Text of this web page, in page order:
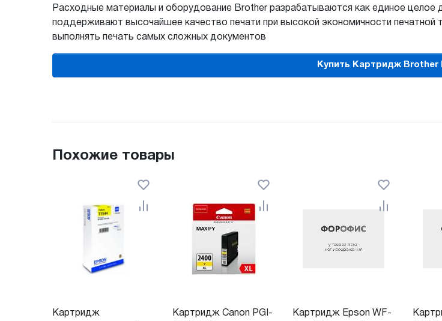
Расходные материалы и оборудование Brother разрабатываются как единое целое
поддерживают высочайшее качество печати при высокой экономичности печатной
выполнять печать самых сложных документов
Купить Картридж Brother
Похожие товары
Картридж
Картридж Canon PGI-
Картридж Epson WF-